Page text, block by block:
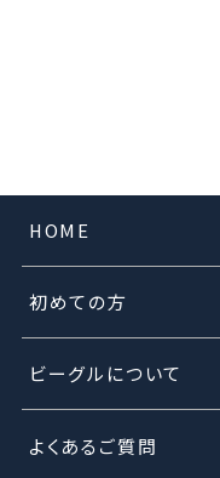
HOME
初めての方
ビーグルについて
よくあるご質問